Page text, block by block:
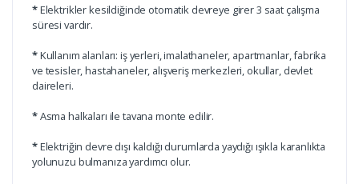
*Elektrikler kesildiğinde otomatik devreye girer 3 saat çalışma
süresi vardır.
*Kullanım alanları: iş yerleri, imalathaneler, apartmanlar, fabrika
ve tesisler, hastahaneler, alışveriş merkezleri, okullar, devlet
daireleri.
*Asma halkaları ile tavana monte edilir.
*Elektriğin devre dışı kaldığı durumlarda yaydığı ışıkla karanlıkta
yolunuzu bulmanıza yardımcı olur.